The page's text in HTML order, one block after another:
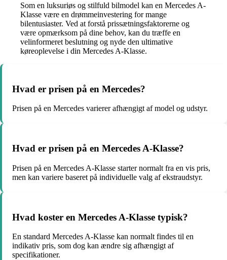
Som en luksuriøs og stilfuld bilmodel kan en Mercedes A-
Klasse være en drømmeinvestering for mange
bilentusiaster. Ved at forstå prissætningsfaktorerne og
være opmærksom på dine behov, kan du træffe en
velinformeret beslutning og nyde den ultimative
køreoplevelse i din Mercedes A-Klasse.
Hvad er prisen på en Mercedes?
Prisen på en Mercedes varierer afhængigt af model og udstyr.
Hvad er prisen på en Mercedes A-Klasse?
Prisen på en Mercedes A-Klasse starter normalt fra en vis pris,
men kan variere baseret på individuelle valg af ekstraudstyr.
Hvad koster en Mercedes A-Klasse typisk?
En standard Mercedes A-Klasse kan normalt findes til en
indikativ pris, som dog kan ændre sig afhængigt af
specifikationer.